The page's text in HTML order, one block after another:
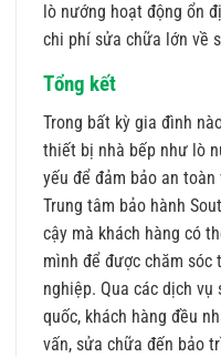
lò nướng hoạt động ổn
chi phí sửa chữa lớn về
Tổng kết
Trong bất kỳ gia đình
thiết bị nhà bếp như lò
yếu để đảm bảo an
Trung tâm bảo hành
cậy mà khách hàng có
mình để được chăm sóc
nghiệp. Qua các dịch
quốc, khách hàng đều
vấn, sửa chữa đến bảo